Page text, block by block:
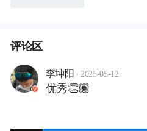
评论区
李坤阳 · 2025-05-12
优秀👏🏽